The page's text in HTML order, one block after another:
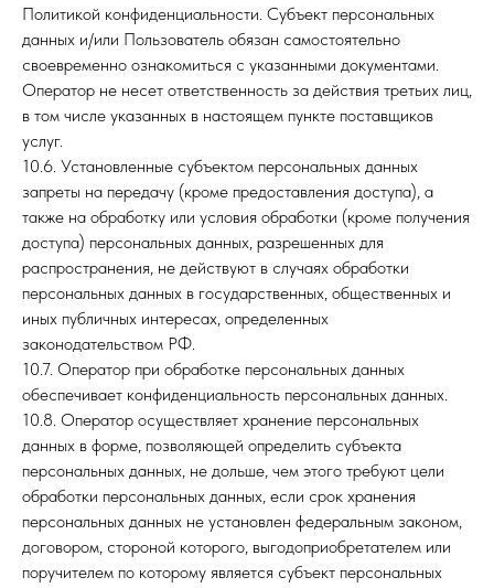
Политикой конфиденциальности. Субъект персональных
данных и/или Пользователь обязан самостоятельно
своевременно ознакомиться с указанными документами.
Оператор не несет ответственность за действия третьих лиц,
в том числе указанных в настоящем пункте поставщиков
услуг.
10.6. Установленные субъектом персональных данных
запреты на передачу (кроме предоставления доступа), а
также на обработку или условия обработки (кроме получения
доступа) персональных данных, разрешенных для
распространения, не действуют в случаях обработки
персональных данных в государственных, общественных и
иных публичных интересах, определенных
законодательством РФ.
10.7. Оператор при обработке персональных данных
обеспечивает конфиденциальность персональных данных.
10.8. Оператор осуществляет хранение персональных
данных в форме, позволяющей определить субъекта
персональных данных, не дольше, чем этого требуют цели
обработки персональных данных, если срок хранения
персональных данных не установлен федеральным законом,
договором, стороной которого, выгодоприобретателем или
поручителем по которому является субъект персональных